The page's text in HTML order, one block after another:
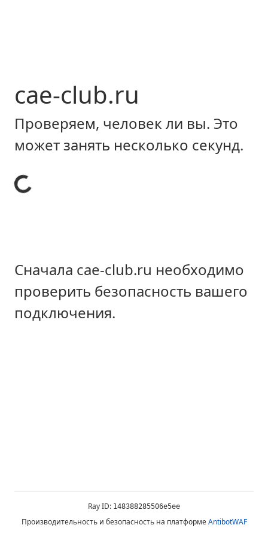
cae-club.ru
Проверяем, человек ли вы. Это
может занять несколько секунд.
Сначала cae-club.ru необходимо
проверить безопасность вашего
подключения.
Ray ID: 148388285506e5ee
Производительность и безопасность на платформеAntibotWAF